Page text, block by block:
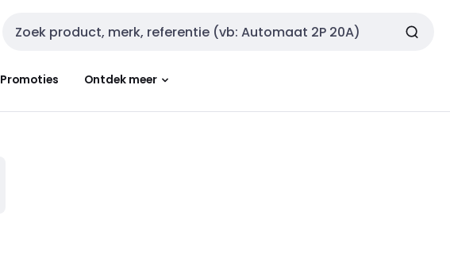
Zoekveld invoer
Promoties Ontdek meer